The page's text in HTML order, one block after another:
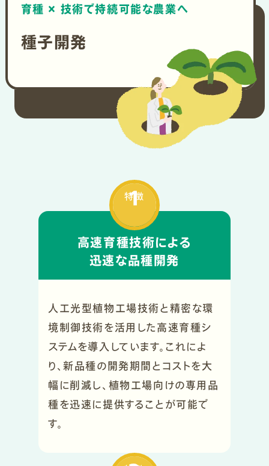
育種 × 技術で持続可能な農業へ
種子開発
特徴
1
高速育種技術による
迅速な品種開発
人工光型植物工場技術と精密な環
境制御技術を活用した高速育種シ
ステムを導入しています。これによ
り、新品種の開発期間とコストを大
幅に削減し、植物工場向けの専用品
種を迅速に提供することが可能で
す。